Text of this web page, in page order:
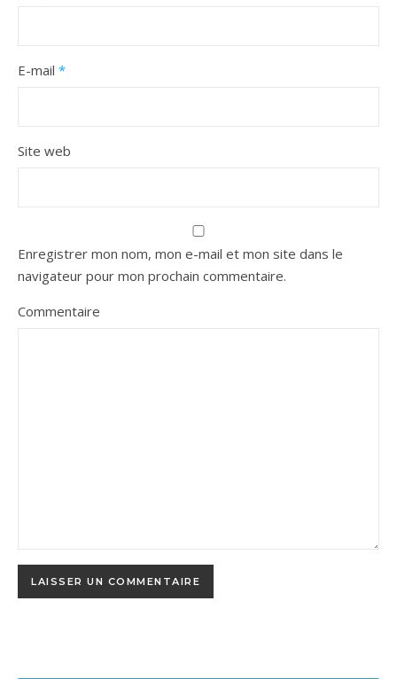
E-mail *
Site web
Enregistrer mon nom, mon e-mail et mon site dans le
navigateur pour mon prochain commentaire.
Commentaire